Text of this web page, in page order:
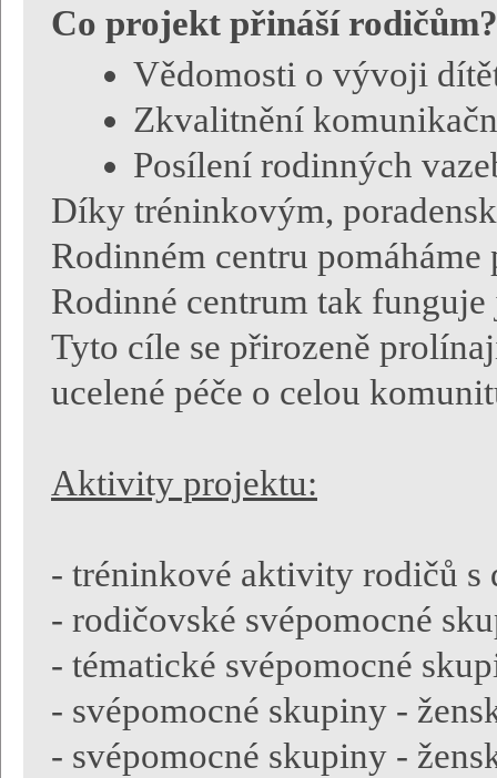
Co projekt přináší rodičům?
Vědomosti o vývoji
Zkvalitnění
Posílení rodinných
Díky tréninkovým,
Rodinném centru
Rodinné centrum tak
Tyto cíle se přirozeně
ucelené péče o celou
Aktivity projektu:
- tréninkové aktivity rodičů s
- rodičovské svépomocné
- tématické svépomocné
- svépomocné skupiny -
- svépomocné skupiny -